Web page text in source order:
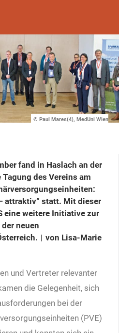
© Paul Mares(4), MedUni Wien
fand in Haslach an der
des Vereins am
attraktiv“ statt. Mit dieser
eine weitere Initiative zur
neuen
| von Lisa-Marie
und Vertreter relevanter
die Gelegenheit, sich
bei der
(PVE)